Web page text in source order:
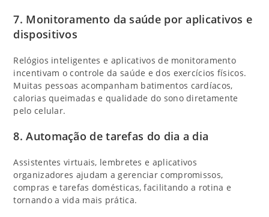
7. Monitoramento da saúde por aplicativos e
dispositivos
Relógios inteligentes e aplicativos de monitoramento
incentivam o controle da saúde e dos exercícios físicos.
Muitas pessoas acompanham batimentos cardíacos,
calorias queimadas e qualidade do sono diretamente
pelo celular.
8.Automação de tarefas do dia a dia
Assistentes virtuais, lembretes e aplicativos
organizadores ajudam a gerenciar compromissos,
compras e tarefas domésticas, facilitando a rotina e
tornando a vida mais prática.